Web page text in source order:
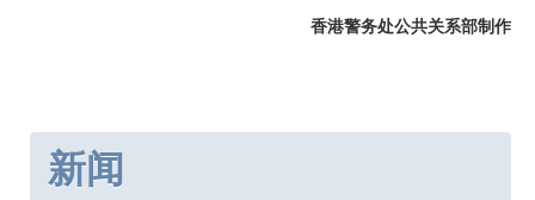
香港警务处公共关系部制作
新闻